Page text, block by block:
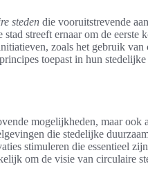
steden die vooruitstrevende
streeft ernaar om de eerste
zoals het gebruik
toepast in hun
mogelijkheden, maar
die stedelijke
stimuleren die essentieel
om de visie van circulaire